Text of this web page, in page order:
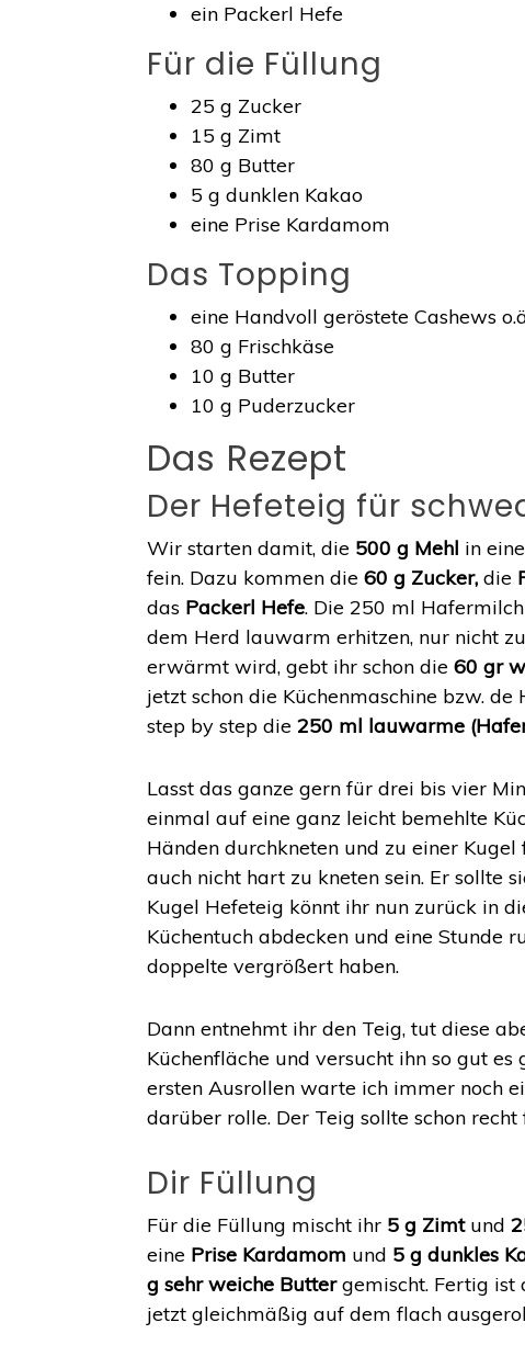
ein Packerl Hefe
Für die Füllung
25 g Zucker
15 g Zimt
80 g Butter
5 g dunklen Kakao
eine Prise Kardamom
Das Topping
eine Handvoll geröstete Cashews
80 g Frischkäse
10 g Butter
10 g Puderzucker
Das Rezept
Der Hefeteig für
Wir starten damit, die 500 g Mehl in
fein. Dazu kommen die60 g Zucker, die
das Packerl Hefe. Die 250 ml
dem Herd lauwarm erhitzen, nur nicht
erwärmt wird, gebt ihr schon die60 gr
jetzt schon die Küchenmaschine bzw.
step by step die250 ml lauwarme
Lasst das ganze gern für drei bis vier
einmal auf eine ganz leicht bemehlte
Händen durchkneten und zu einer
auch nicht hart zu kneten sein. Er sollte
Kugel Hefeteig könnt ihr nun zurück in
Küchentuch abdecken und eine Stunde
doppelte vergrößert haben.
Dann entnehmt ihr den Teig, tut diese
Küchenfläche und versucht ihn so gut
ersten Ausrollen warte ich immer noch
darüber rolle. Der Teig sollte schon
Dir Füllung
Für die Füllung mischt ihr 5 g Zimt und
eine Prise Kardamom und 5 g dunkles
g sehr weiche Buttergemischt. Fertig ist
jetzt gleichmäßig auf dem flach